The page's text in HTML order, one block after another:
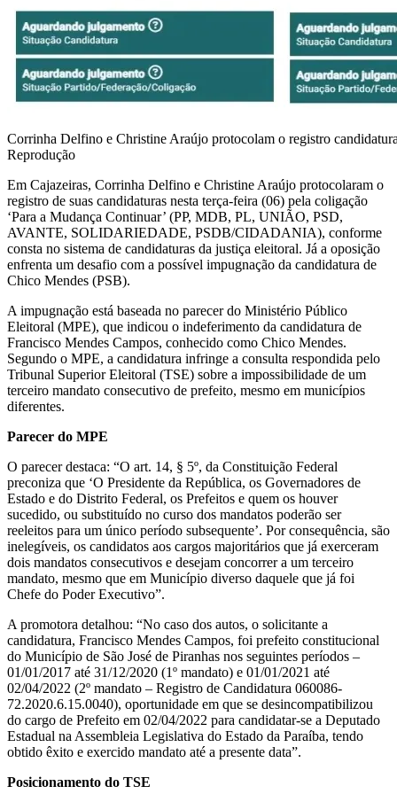
Corrinha Delfino e Christine Araújo protocolam o registro
Reprodução
Em Cajazeiras, Corrinha Delfino e Christine Araújo protocolaram o
registro de suas candidaturas nesta terça-feira (06) pela coligação
‘Para a Mudança Continuar’ (PP, MDB, PL, UNIÃO, PSD,
AVANTE, SOLIDARIEDADE, PSDB/CIDADANIA), conforme
consta no sistema de candidaturas da justiça eleitoral. Já a oposição
enfrenta um desafio com a possível impugnação da candidatura de
Chico Mendes (PSB).
A impugnação está baseada no parecer do Ministério Público
Eleitoral (MPE), que indicou o indeferimento da candidatura de
Francisco Mendes Campos, conhecido como Chico Mendes.
Segundo o MPE, a candidatura infringe a consulta respondida pelo
Tribunal Superior Eleitoral (TSE) sobre a impossibilidade de um
terceiro mandato consecutivo de prefeito, mesmo em municípios
diferentes.
Parecer do MPE
O parecer destaca: “O art. 14, § 5º, da Constituição Federal
preconiza que ‘O Presidente da República, os Governadores de
Estado e do Distrito Federal, os Prefeitos e quem os houver
sucedido, ou substituído no curso dos mandatos poderão ser
reeleitos para um único período subsequente’. Por consequência, são
inelegíveis, os candidatos aos cargos majoritários que já exerceram
dois mandatos consecutivos e desejam concorrer a um terceiro
mandato, mesmo que em Município diverso daquele que já foi
Chefe do Poder Executivo”.
A promotora detalhou: “No caso dos autos, o solicitante a
candidatura, Francisco Mendes Campos, foi prefeito constitucional
do Município de São José de Piranhas nos seguintes períodos –
01/01/2017 até 31/12/2020 (1º mandato) e 01/01/2021 até
02/04/2022 (2º mandato – Registro de Candidatura 060086-
72.2020.6.15.0040), oportunidade em que se desincompatibilizou
do cargo de Prefeito em 02/04/2022 para candidatar-se a Deputado
Estadual na Assembleia Legislativa do Estado da Paraíba, tendo
obtido êxito e exercido mandato até a presente data”.
Posicionamento do TSE